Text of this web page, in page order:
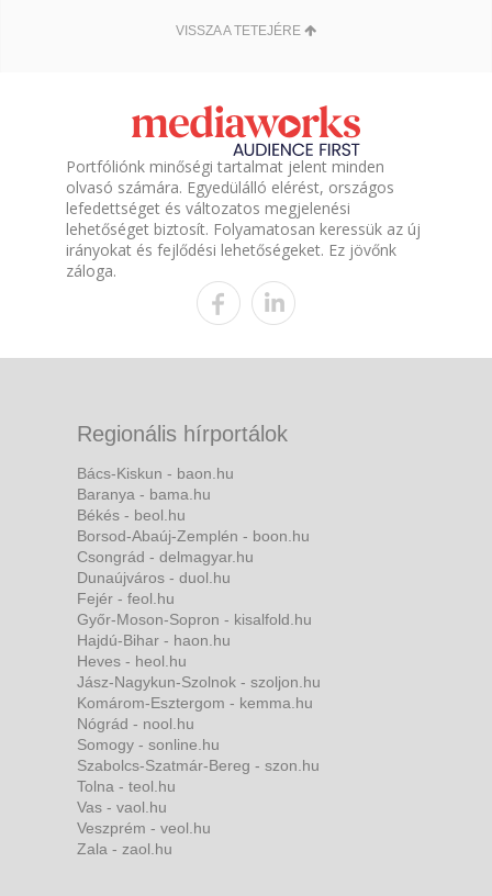
VISSZA A TETEJÉRE
Portfóliónk minőségi tartalmat jelent minden
olvasó számára. Egyedülálló elérést, országos
lefedettséget és változatos megjelenési
lehetőséget biztosít. Folyamatosan keressük az új
irányokat és fejlődési lehetőségeket. Ez jövőnk
záloga.
Regionális hírportálok
Bács-Kiskun - baon.hu
Baranya - bama.hu
Békés - beol.hu
Borsod-Abaúj-Zemplén - boon.hu
Csongrád - delmagyar.hu
Dunaújváros - duol.hu
Fejér - feol.hu
Győr-Moson-Sopron - kisalfold.hu
Hajdú-Bihar - haon.hu
Heves - heol.hu
Jász-Nagykun-Szolnok - szoljon.hu
Komárom-Esztergom - kemma.hu
Nógrád - nool.hu
Somogy - sonline.hu
Szabolcs-Szatmár-Bereg - szon.hu
Tolna - teol.hu
Vas - vaol.hu
Veszprém - veol.hu
Zala - zaol.hu